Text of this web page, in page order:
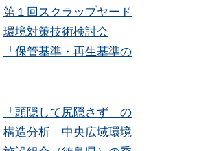
第１回スクラップヤード
環境対策技術検討会
「保管基準・再生基準の
「頭隠して尻隠さず」の
構造分析｜中央広域環境